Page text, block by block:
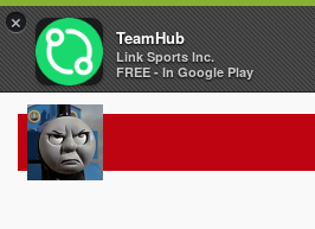
×
TeamHub
Link Sports Inc.
FREE - In Google Play